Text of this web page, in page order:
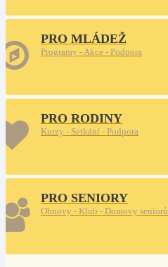
PRO MLÁDEŽ
Programy - Akce - Podpora
PRO RODINY
Kurzy - Setkání - Podpora
PRO SENIORY
Obnovy - Klub - Domovy seniorů